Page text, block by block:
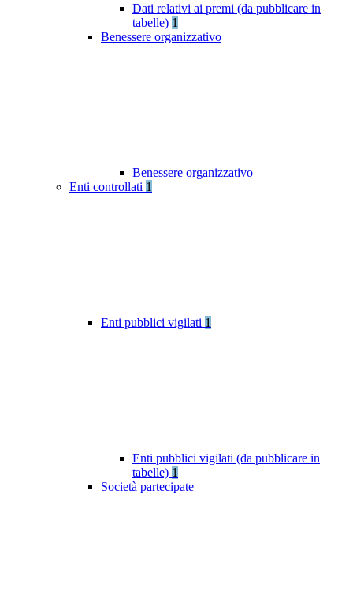
Dati relativi ai premi (da pubblicare in
tabelle) 1
Benessere organizzativo
Benessere organizzativo
Enti controllati 1
Enti pubblici vigilati 1
Enti pubblici vigilati (da pubblicare in
tabelle) 1
Società partecipate